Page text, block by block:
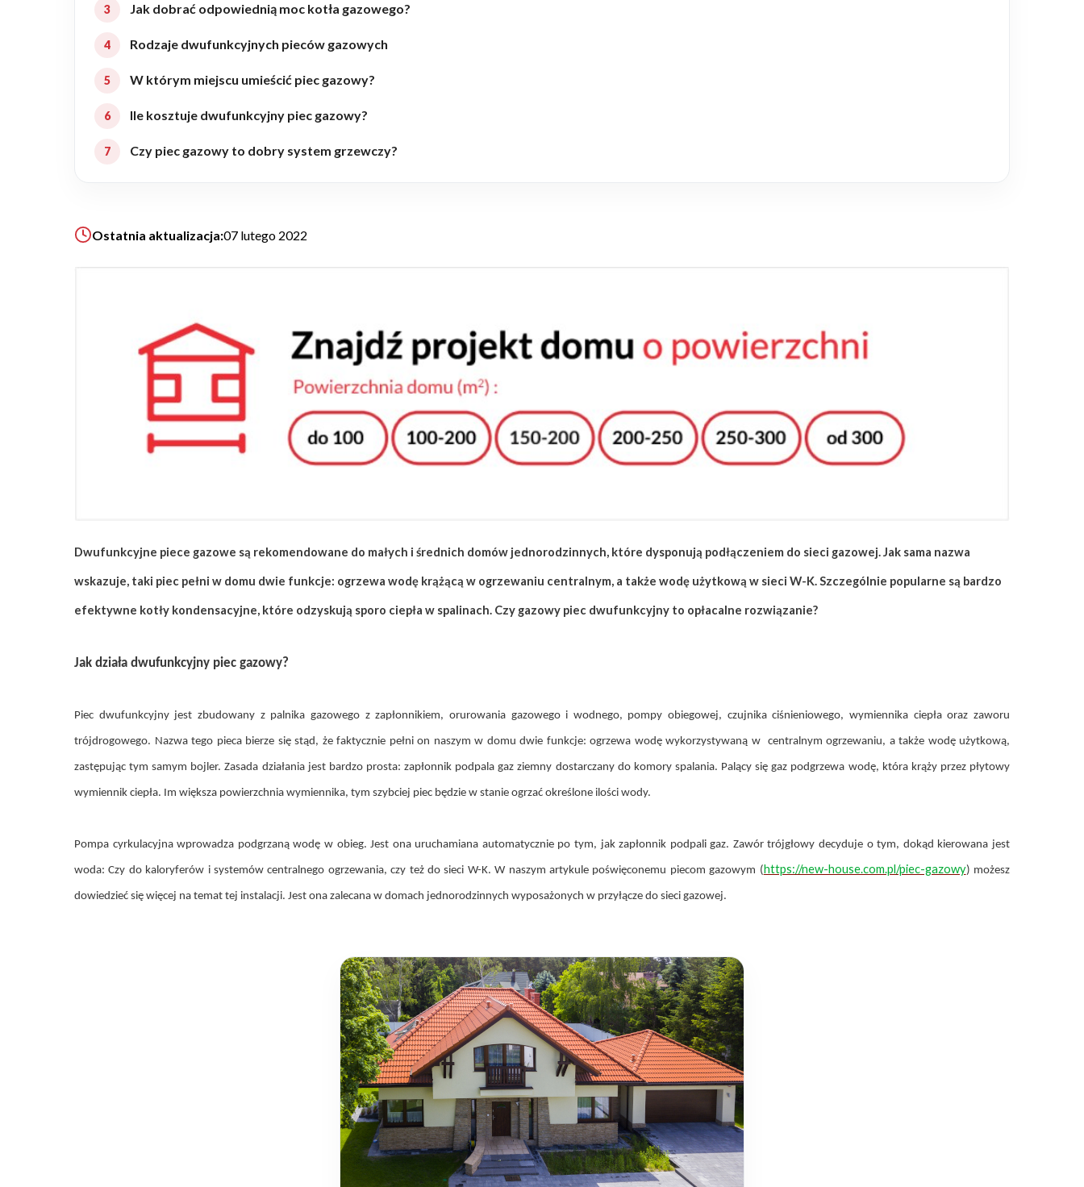
Budynki biurowe
Realizacje
Referencje
Ogrody
ZAPISZ SIĘ
Jak dobrać odpowiednią moc kotła gazowego?
Rodzaje dwufunkcyjnych pieców gazowych
W którym miejscu umieścić piec gazowy?
Ile kosztuje dwufunkcyjny piec gazowy?
Czy piec gazowy to dobry system grzewczy?
Ostatnia aktualizacja:07 lutego 2022
Dwufunkcyjne piece gazowe są rekomendowane do małych i średnich domów jednorodzinnych, które dysponują podłączeniem do sieci gazowej. Jak sama nazwa
wskazuje, taki piec pełni w domu dwie funkcje: ogrzewa wodę krążącą w ogrzewaniu centralnym, a także wodę użytkową w sieci W-K. Szczególnie popularne są bardzo
efektywne kotły kondensacyjne, które odzyskują sporo ciepła w spalinach. Czy gazowy piec dwufunkcyjny to opłacalne rozwiązanie?
Jak działa dwufunkcyjny piec gazowy?
Piec dwufunkcyjny jest zbudowany z palnika gazowego z zapłonnikiem, orurowania gazowego i wodnego, pompy obiegowej, czujnika ciśnieniowego, wymiennika ciepła oraz zaworu
trójdrogowego. Nazwa tego pieca bierze się stąd, że faktycznie pełni on naszym w domu dwie funkcje: ogrzewa wodę wykorzystywaną w centralnym ogrzewaniu, a także wodę użytkową,
zastępując tym samym bojler. Zasada działania jest bardzo prosta: zapłonnik podpala gaz ziemny dostarczany do komory spalania. Palący się gaz podgrzewa wodę, która krąży przez płytowy
wymiennik ciepła. Im większa powierzchnia wymiennika, tym szybciej piec będzie w stanie ogrzać określone ilości wody.
Pompa cyrkulacyjna wprowadza podgrzaną wodę w obieg. Jest ona uruchamiana automatycznie po tym, jak zapłonnik podpali gaz. Zawór trójgłowy decyduje o tym, dokąd kierowana jest
woda: Czy do kaloryferów i systemów centralnego ogrzewania, czy też do sieci W-K. W naszym artykule poświęconemu piecom gazowym (https://new-house.com.pl/piec-gazowy) możesz
dowiedzieć się więcej na temat tej instalacji. Jest ona zalecana w domach jednorodzinnych wyposażonych w przyłącze do sieci gazowej.